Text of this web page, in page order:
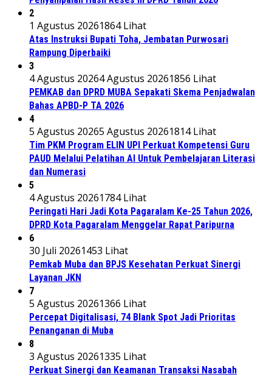
2
1 Agustus 20261864 Lihat
Atas Instruksi Bupati Toha, Jembatan Purwosari
Rampung Diperbaiki
3
4 Agustus 20264 Agustus 20261856 Lihat
PEMKAB dan DPRD MUBA Sepakati Skema Penjadwalan
Bahas APBD-P TA 2026
4
5 Agustus 20265 Agustus 20261814 Lihat
Tim PKM Program ELIN UPI Perkuat Kompetensi Guru
PAUD Melalui Pelatihan AI Untuk Pembelajaran Literasi
dan Numerasi
5
4 Agustus 20261784 Lihat
Peringati Hari Jadi Kota Pagaralam Ke-25 Tahun 2026,
DPRD Kota Pagaralam Menggelar Rapat Paripurna
6
30 Juli 20261453 Lihat
Pemkab Muba dan BPJS Kesehatan Perkuat Sinergi
Layanan JKN
7
5 Agustus 20261366 Lihat
Percepat Digitalisasi, 74 Blank Spot Jadi Prioritas
Penanganan di Muba
8
3 Agustus 20261335 Lihat
Perkuat Sinergi dan Keamanan Transaksi Nasabah